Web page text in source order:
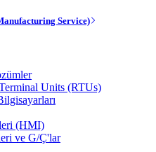
Service)
Units (RTUs)
(HMI)
ve G/Ç'lar